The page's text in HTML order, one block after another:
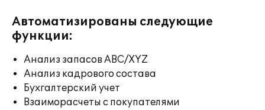
Автоматизированы следующие
функции:
Анализ запасов ABC/XYZ
Анализ кадрового состава
Бухгалтерский учет
Взаиморасчеты с покупателями